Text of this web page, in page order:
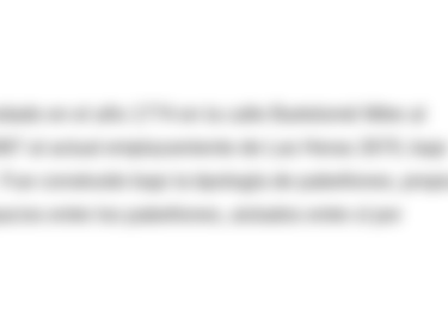
en el año 1774 en la calle Bartolomé Mitre al
construido bajo la tipología de pabellones, propia
entre los pabellones, aislados entre sí por